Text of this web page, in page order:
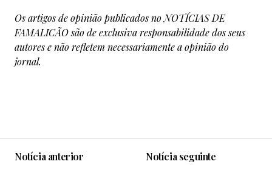
Os artigos de opinião publicados no NOTÍCIAS DE
FAMALICÃO são de exclusiva responsabilidade dos seus
autores e não refletem necessariamente a opinião do
jornal.
Notícia anterior
Notícia seguinte